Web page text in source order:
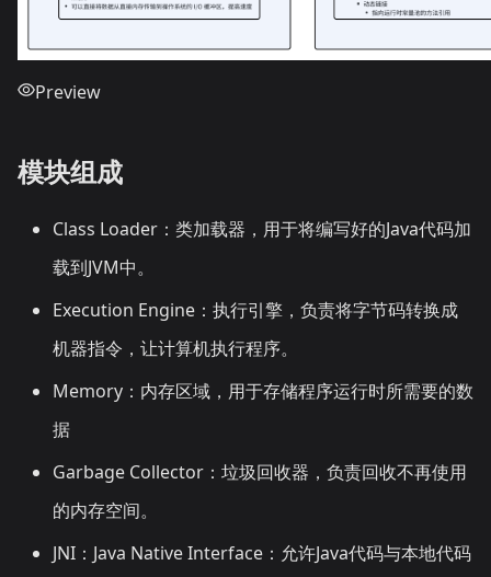
Preview
模块组成
Class Loader：类加载器，用于将编写好的Java代码加
载到JVM中。
Execution Engine：执行引擎，负责将字节码转换成
机器指令，让计算机执行程序。
Memory：内存区域，用于存储程序运行时所需要的数
据
Garbage Collector：垃圾回收器，负责回收不再使用
的内存空间。
JNI：Java Native Interface：允许Java代码与本地代码